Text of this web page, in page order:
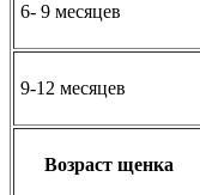
6- 9 месяцев
9-12 месяцев
Возраст щенка